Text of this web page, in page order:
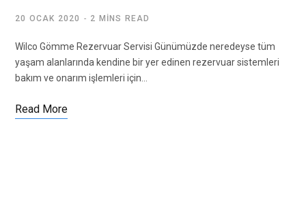
20 OCAK 2020 2 MINS READ
Wilco Gömme Rezervuar Servisi Günümüzde neredeyse tüm
yaşam alanlarında kendine bir yer edinen rezervuar sistemleri
bakım ve onarım işlemleri için…
Read More